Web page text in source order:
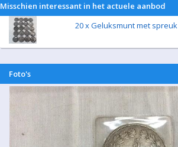
Misschien interessant in het actuele aanbod
20 x Geluksmunt met spreuk
Foto's